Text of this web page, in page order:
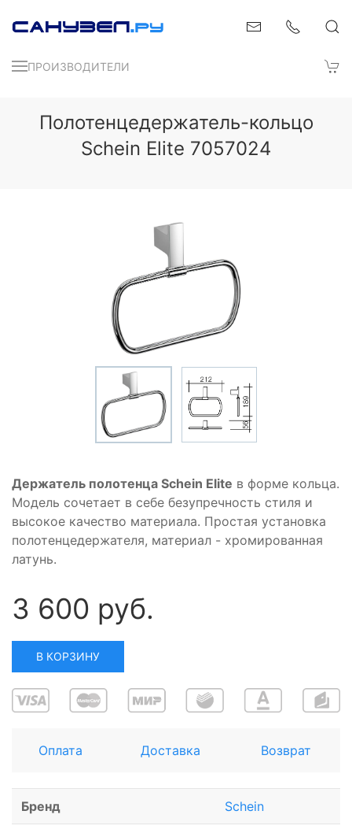
ПРОИЗВОДИТЕЛИ
Полотенцедержатель-кольцо
Schein Elite 7057024
Держатель полотенца Schein Elite в форме кольца.
Модель сочетает в себе безупречность стиля и
высокое качество материала. Простая установка
полотенцедержателя, материал - хромированная
латунь.
3 600 руб.
В КОРЗИНУ
Оплата Доставка Возврат
Бренд Schein